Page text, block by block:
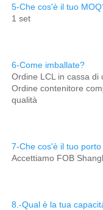
5-Che cos'è il tuo
1 set
6-Come imballate?
Ordine LCL in cassa di
Ordine contenitore
qualità
7-Che cos'è il tuo porto
Accettiamo FOB
8.-Qual è la tua